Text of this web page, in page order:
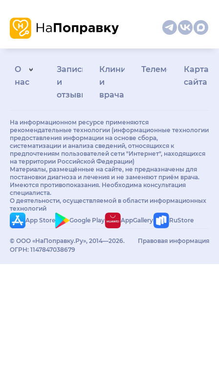
О
нас
Запись
и
отзывы
Клиникам
и
врачам
Телемедицина
Карта
сайта
На информационном ресурсе применяются
рекомендательные технологии (информационные технологии
предоставления информации на основе сбора,
систематизации и анализа сведений, относящихся к
предпочтениям пользователей сети "Интернет", находящихся
на территории Российской Федерации)
Материалы, размещённые на сайте, не предназначены для
постановки диагноза и лечения и не заменяют приём врача.
Имеются противопоказания. Необходима консультация
специалиста.
О деятельности, осуществляемой в области информационных
технологий
App Store
Google Play AppGallery RuStore
© ООО «НаПоправку.Ру», 2014—2026.
ОГРН: 1147847038679
Правовая информация